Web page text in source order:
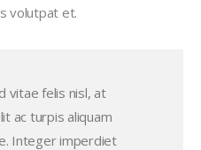
volutpat et.
vitae felis nisl, at
ac turpis aliquam
Integer imperdiet